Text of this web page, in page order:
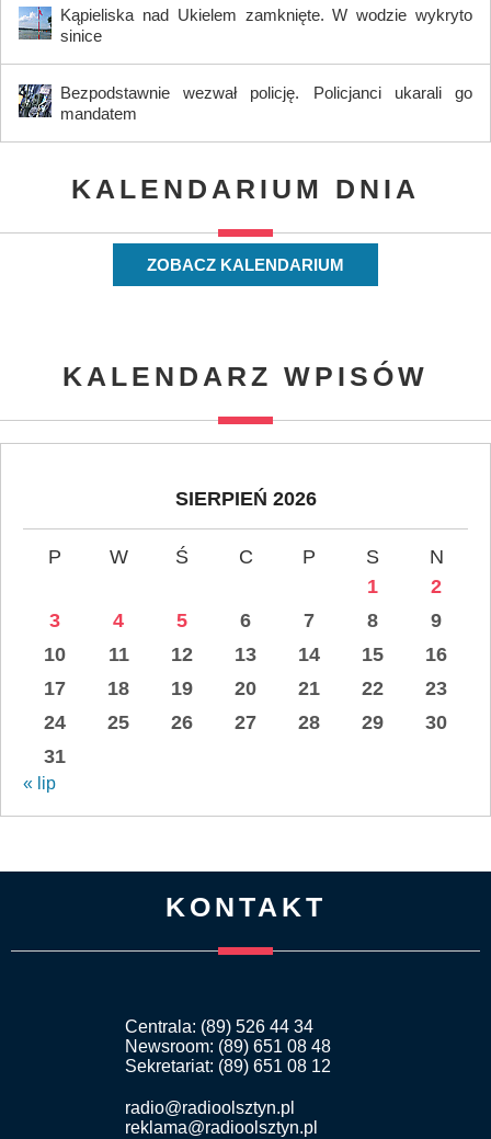
Kąpieliska nad Ukielem zamknięte. W wodzie wykryto
sinice
Bezpodstawnie wezwał policję. Policjanci ukarali go
mandatem
KALENDARIUM DNIA
ZOBACZ KALENDARIUM
KALENDARZ WPISÓW
SIERPIEŃ 2026
P W Ś C P S
N
1
2
3
4 5 6 7 8
9
10
11 12 13 14 15
16
17
18 19 20 21 22
23
24
25 26 27 28 29
30
31
« lip
KONTAKT
Centrala: (89) 526 44 34
Newsroom: (89) 651 08 48
Sekretariat: (89) 651 08 12
radio@radioolsztyn.pl
reklama@radioolsztyn.pl